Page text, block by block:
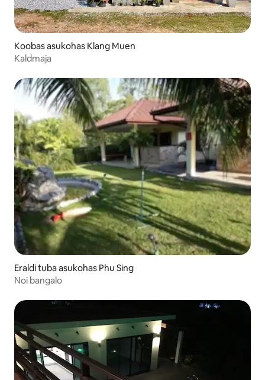
Koobas asukohas Klang Muen
Kaldmaja
Eraldi tuba asukohas Phu Sing
Noi bangalo